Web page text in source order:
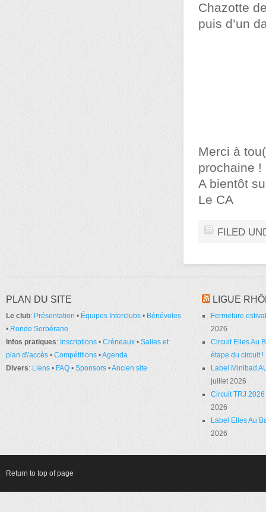
Chazotte
puis d’un
Merci à
prochaine !
A bientôt
Le CA
FILED
PLAN DU SITE
Le club: Présentation • Équipes Interclubs • Bénévoles
• Ronde Sorbérane
Infos pratiques: Inscriptions • Créneaux • Salles et
plan d\'accès • Compétitions •Agenda
Divers: Liens • FAQ • Sponsors •Ancien site
LIGUE
Fermeture
2026
Circuit Elles Au
étape du circuit !
Label Minibad
juillet 2026
Circuit TRJ
2026
Label Elles Au
2026
Return to top of page